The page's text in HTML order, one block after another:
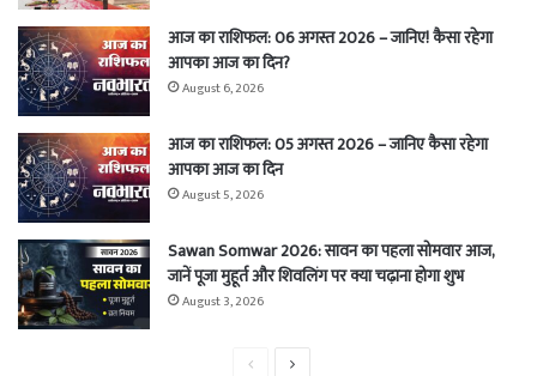
आज का राशिफल: 06 अगस्त 2026 – जानिए! कैसा रहेगा
आपका आज का दिन?
August 6, 2026
आज का राशिफल: 05 अगस्त 2026 – जानिए कैसा रहेगा
आपका आज का दिन
August 5, 2026
Sawan Somwar 2026: सावन का पहला सोमवार आज,
जानें पूजा मुहूर्त और शिवलिंग पर क्या चढ़ाना होगा शुभ
August 3, 2026
PreviousNext